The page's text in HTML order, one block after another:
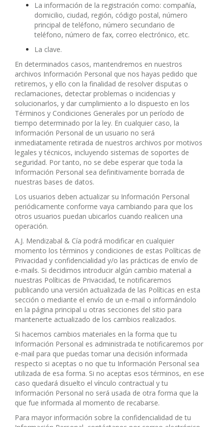
La información de la registración como: compañía,
domicilio, ciudad, región, código postal, número
principal de teléfono, número secundario de
teléfono, número de fax, correo electrónico, etc.
La clave.
En determinados casos, mantendremos en nuestros
archivos Información Personal que nos hayas pedido que
retiremos, y ello con la finalidad de resolver disputas o
reclamaciones, detectar problemas o incidencias y
solucionarlos, y dar cumplimiento a lo dispuesto en los
Términos y Condiciones Generales por un período de
tiempo determinado por la ley. En cualquier caso, la
Información Personal de un usuario no será
inmediatamente retirada de nuestros archivos por motivos
legales y técnicos, incluyendo sistemas de soportes de
seguridad. Por tanto, no se debe esperar que toda la
Información Personal sea definitivamente borrada de
nuestras bases de datos.
Los usuarios deben actualizar su Información Personal
periódicamente conforme vaya cambiando para que los
otros usuarios puedan ubicarlos cuando realicen una
operación.
A.J. Mendizabal & Cía podrá modificar en cualquier
momento los términos y condiciones de estas Políticas de
Privacidad y confidencialidad y/o las prácticas de envío de
e-mails. Si decidimos introducir algún cambio material a
nuestras Políticas de Privacidad, te notificaremos
publicando una versión actualizada de las Políticas en esta
sección o mediante el envío de un e-mail o informándolo
en la página principal u otras secciones del sitio para
mantenerte actualizado de los cambios realizados.
Si hacemos cambios materiales en la forma que tu
Información Personal es administrada te notificaremos por
e-mail para que puedas tomar una decisión informada
respecto si aceptas o no que tu Información Personal sea
utilizada de esa forma. Si no aceptas esos términos, en ese
caso quedará disuelto el vínculo contractual y tu
Información Personal no será usada de otra forma que la
que fue informada al momento de recabarse.
Para mayor información sobre la confidencialidad de tu